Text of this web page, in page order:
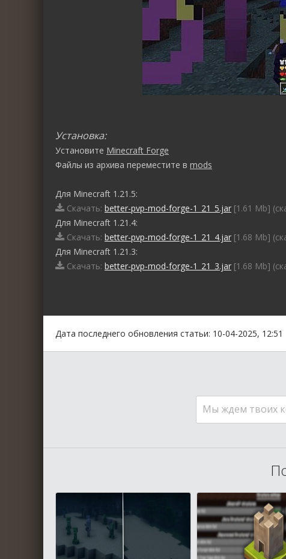
Установка:
Установите Minecraft Forge
Файлы из архива переместите в mods
Для Minecraft 1.21.5:
Скачать: better-pvp-mod-forge-1_21_5.jar [1.61 Mb]
Для Minecraft 1.21.4:
Скачать: better-pvp-mod-forge-1_21_4.jar [1.68 Mb]
Для Minecraft 1.21.3:
Скачать: better-pvp-mod-forge-1_21_3.jar [1.68 Mb]
Дата последнего обновления статьи: 10-04-2025, 12:51
Мы ждем твоих